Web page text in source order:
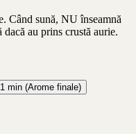
Când sună, NU înseamnă
au prins crustă aurie.
1 min (Arome finale)